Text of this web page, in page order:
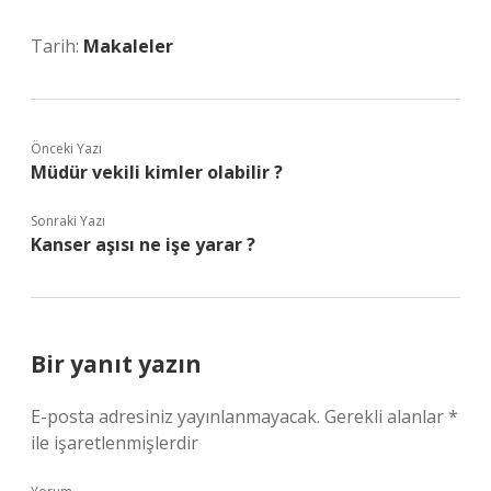
Tarih: Makaleler
Önceki Yazı
Müdür vekili kimler olabilir ?
Sonraki Yazı
Kanser aşısı ne işe yarar ?
Bir yanıt yazın
E-posta adresiniz yayınlanmayacak. Gerekli alanlar*
ile işaretlenmişlerdir